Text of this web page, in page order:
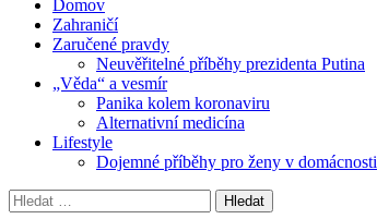
Domov
Zahraničí
Zaručené pravdy
Neuvěřitelné příběhy prezidenta Putina
„Věda“ a vesmír
Panika kolem koronaviru
Alternativní medicína
Lifestyle
Dojemné příběhy pro ženy v domácnosti
Vyhledávání